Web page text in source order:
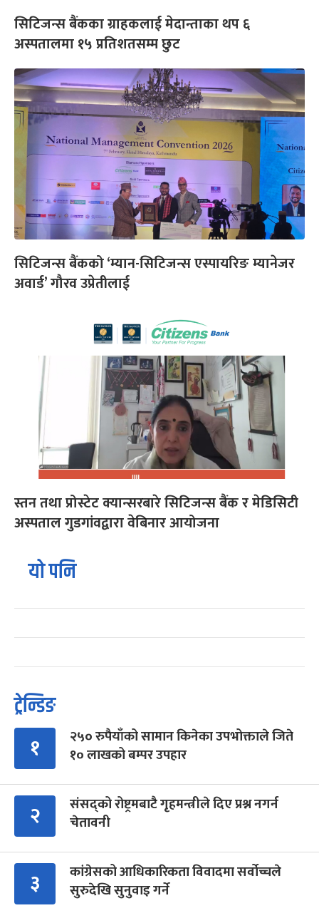
सिटिजन्स बैंकका ग्राहकलाई मेदान्ताका थप ६
अस्पतालमा १५ प्रतिशतसम्म छुट
सिटिजन्स बैंकको ‘म्यान-सिटिजन्स एस्पायरिङ म्यानेजर
अवार्ड’ गौरव उप्रेतीलाई
स्तन तथा प्रोस्टेट क्यान्सरबारे सिटिजन्स बैंक र मेडिसिटी
अस्पताल गुडगांवद्वारा वेबिनार आयोजना
यो पनि
ट्रेन्डिङ
१
२५० रुपैयाँको सामान किनेका उपभोक्ताले जिते
१० लाखको बम्पर उपहार
२
संसद्को रोष्ट्रमबाटै गृहमन्त्रीले दिए प्रश्न नगर्न
चेतावनी
३
कांग्रेसको आधिकारिकता विवादमा सर्वोच्चले
सुरुदेखि सुनुवाइ गर्ने